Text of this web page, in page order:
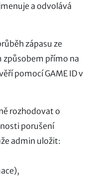
a odvolává
zápasu ze
přímo na
pomocí GAME ID v
rozhodovat o
porušení
admin uložit: